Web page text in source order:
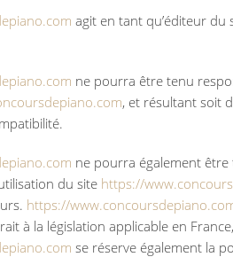
agit en tant qu’éditeur du
ne pourra être tenu
, et résultant soit
ne pourra également être
du site https://
https://
à la législation applicable en
se réserve également la